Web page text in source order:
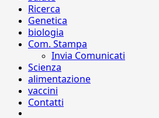
Ricerca
Genetica
biologia
Com. Stampa
Invia Comunicati
Scienza
alimentazione
vaccini
Contatti